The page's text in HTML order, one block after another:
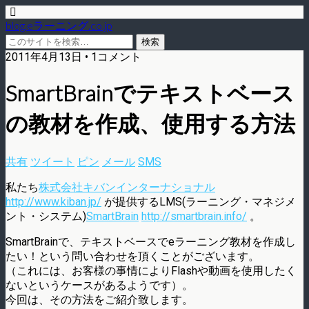
blog.eラーニング.co.jp
2011年4月13日 • 1コメント
SmartBrainでテキストベース
の教材を作成、使用する方法
共有 ツイート ピン メール SMS
私たち株式会社キバンインターナショナル
http://www.kiban.jp/ が提供するLMS(ラーニング・マネジメ
ント・システム)SmartBrain http://smartbrain.info/ 。
SmartBrainで、テキストベースでeラーニング教材を作成し
たい！という問い合わせを頂くことがございます。
（これには、お客様の事情によりFlashや動画を使用したく
ないというケースがあるようです）。
今回は、その方法をご紹介致します。